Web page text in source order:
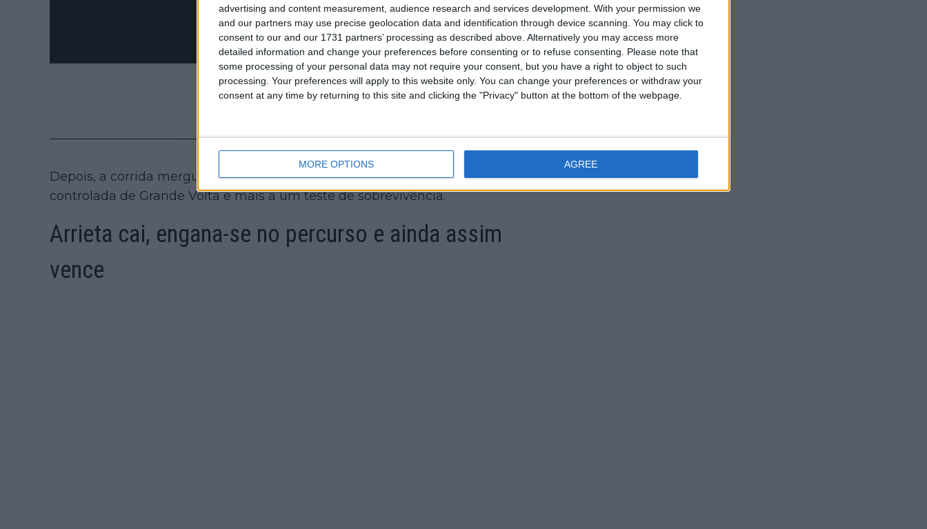
advertising and content measurement, audience research and services development. With your permission we
and our partners may use precise geolocation data and identification through device scanning. You may click to
consent to our and our 1731 partners’ processing as described above. Alternatively you may access more
detailed information and change your preferences before consenting or to refuse consenting.
Please note that
some processing of your personal data may not require your consent, but you have a right to object to such
processing. Your preferences will apply to this website only. You can change your preferences or withdraw your
consent at any time by returning to this site and clicking the "Privacy" button at the bottom of the webpage.
MORE OPTIONS AGREE
Depois, a corrida mergulhou num final que se assemelhou menos a uma etapa
controlada de Grande Volta e mais a um teste de sobrevivência.
Arrieta cai, engana-se no percurso e ainda assim
vence